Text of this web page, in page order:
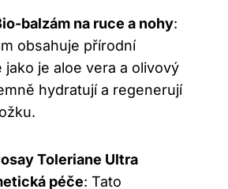
balzám na ruce a nohy:
obsahuje přírodní
jako je aloe vera a olivový
hydratují a regenerují
Toleriane Ultra
péče: Tato